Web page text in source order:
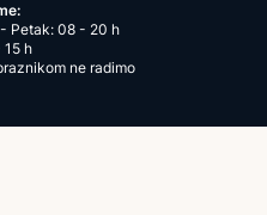
Petak: 08 - 20 h
h
ne radimo